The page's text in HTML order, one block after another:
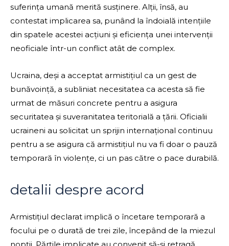
suferința umană merită susținere. Alții, însă, au
contestat implicarea sa, punând la îndoială intențiile
din spatele acestei acțiuni și eficiența unei intervenții
neoficiale într-un conflict atât de complex.
Ucraina, deși a acceptat armistițiul ca un gest de
bunăvoință, a subliniat necesitatea ca acesta să fie
urmat de măsuri concrete pentru a asigura
securitatea și suveranitatea teritorială a țării. Oficialii
ucraineni au solicitat un sprijin internațional continuu
pentru a se asigura că armistițiul nu va fi doar o pauză
temporară în violențe, ci un pas către o pace durabilă.
detalii despre acord
Armistițiul declarat implică o încetare temporară a
focului pe o durată de trei zile, începând de la miezul